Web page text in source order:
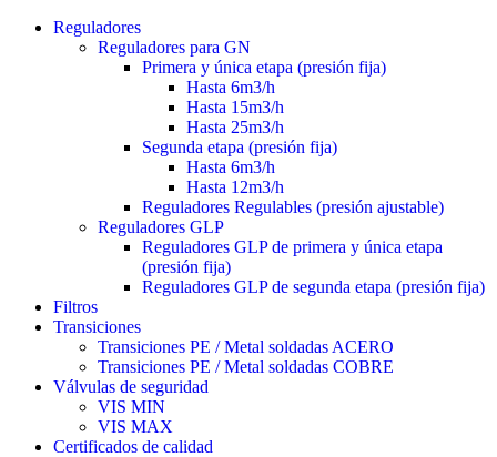
Reguladores
Reguladores para GN
Primera y única etapa (presión fija)
Hasta 6m3/h
Hasta 15m3/h
Hasta 25m3/h
Segunda etapa (presión fija)
Hasta 6m3/h
Hasta 12m3/h
Reguladores Regulables (presión ajustable)
Reguladores GLP
Reguladores GLP de primera y única etapa
(presión fija)
Reguladores GLP de segunda etapa (presión fija)
Filtros
Transiciones
Transiciones PE / Metal soldadas ACERO
Transiciones PE / Metal soldadas COBRE
Válvulas de seguridad
VIS MIN
VIS MAX
Certificados de calidad